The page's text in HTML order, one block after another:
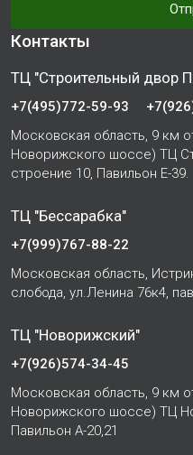
Контакты
ТЦ "Строительный двор
+7(495)772-59-93
Московская область, 9 км
Новорижского шоссе) ТЦ
строение 10, Павильон Е-39.
ТЦ "Бессарабка"
+7(999)767-88-22
Московская область,
слобода, ул.Ленина 76к4,
ТЦ "Новорижский"
+7(926)574-34-45
Московская область, 9 км
Новорижского шоссе) ТЦ
Павильон А-20,21